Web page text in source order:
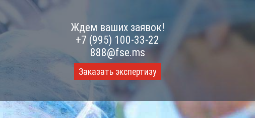
Ждем ваших заявок!
+7 (995) 100-33-22
888@fse.ms
Заказать экспертизу